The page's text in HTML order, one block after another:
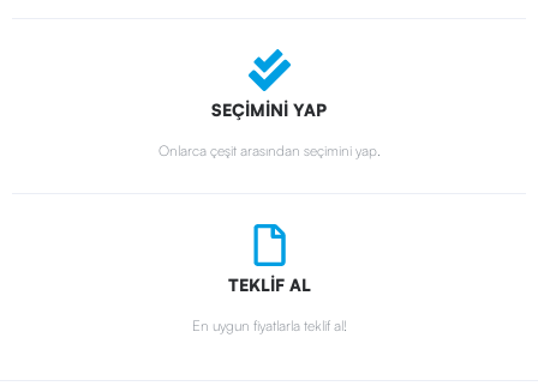
SEÇİMİNİ YAP
Onlarca çeşit arasından seçimini yap.
TEKLİF AL
En uygun fiyatlarla teklif al!